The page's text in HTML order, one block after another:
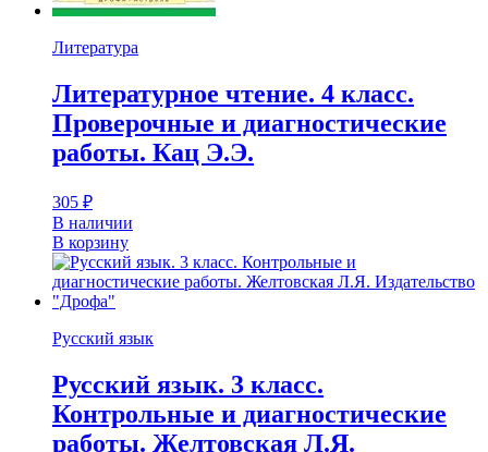
Литература
Литературное чтение. 4 класс.
Проверочные и диагностические
работы. Кац Э.Э.
305 ₽
В наличии
В корзину
Русский язык
Русский язык. 3 класс.
Контрольные и диагностические
работы. Желтовская Л.Я.